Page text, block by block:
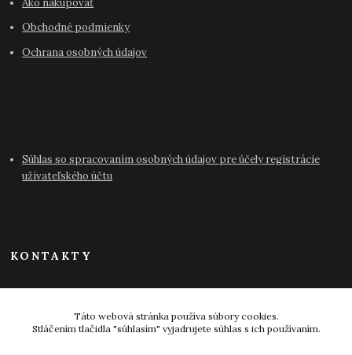
Obchodné podmienky
Ochrana osobných údajov
Súhlas so spracovaním osobných údajov pre účely registrácie
užívateľského účtu
KONTAKTY
Táto webová stránka používa súbory cookies.
Stláčením tlačidla "súhlasím" vyjadrujete súhlas s ich používaním.